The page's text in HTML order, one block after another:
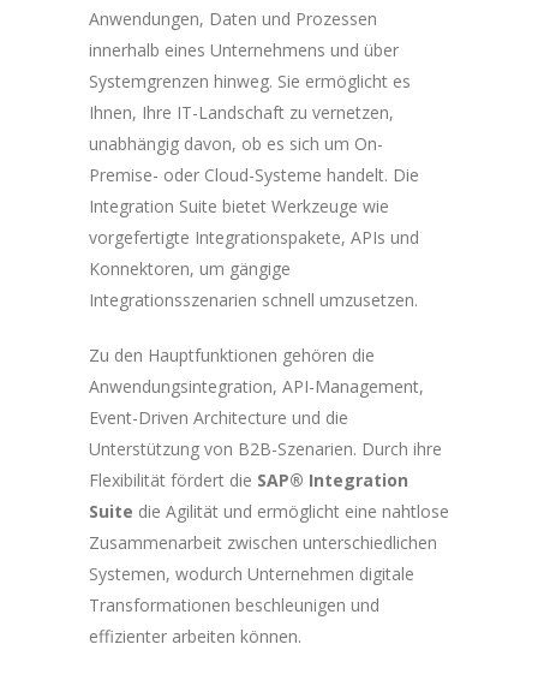
Anwendungen, Daten und Prozessen
innerhalb eines Unternehmens und über
Systemgrenzen hinweg. Sie ermöglicht es
Ihnen, Ihre IT-Landschaft zu vernetzen,
unabhängig davon, ob es sich um On-
Premise- oder Cloud-Systeme handelt. Die
Integration Suite bietet Werkzeuge wie
vorgefertigte Integrationspakete, APIs und
Konnektoren, um gängige
Integrationsszenarien schnell umzusetzen.
Zu den Hauptfunktionen gehören die
Anwendungsintegration, API-Management,
Event-Driven Architecture und die
Unterstützung von B2B-Szenarien. Durch ihre
Flexibilität fördert die SAP® Integration
Suite die Agilität und ermöglicht eine nahtlose
Zusammenarbeit zwischen unterschiedlichen
Systemen, wodurch Unternehmen digitale
Transformationen beschleunigen und
effizienter arbeiten können.